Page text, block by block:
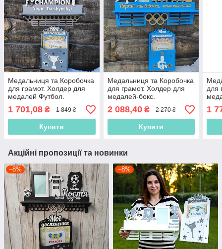
Медальниця та Коробочка
для грамот. Холдер для
медалей Футбол.
Дипломниця
1 701,08 ₴ 1 849 ₴
Купити
Медальниця та Коробочка
для грамот. Холдер для
медалей-бокс.
Дипломниця
2 088,40₴ 2 270 ₴
Купити
для
для
1
Акційні пропозиції та новинки
–8% –8%